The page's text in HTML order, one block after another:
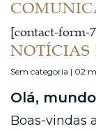
[contact-form-
NOTÍCIAS
Sem categoria | 02
Olá,
Boas-vindas